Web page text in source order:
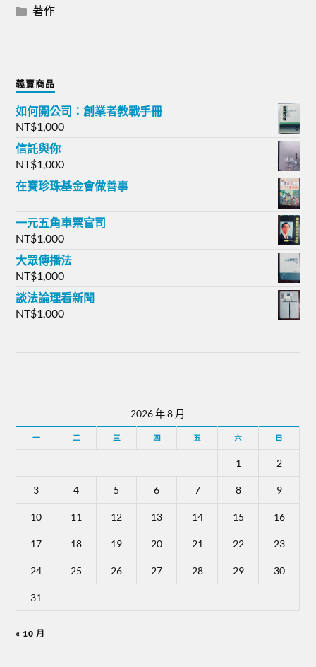
著作
義賣商品
如何開公司：創業者教戰手冊
NT$1,000
信託與你
NT$1,000
在賽珍珠基金會做善事
一元五角車票官司
NT$1,000
大眾傳播法
NT$1,000
談法論理看新聞
NT$1,000
2026 年 8 月
一 二 三 四 五 六 日
1 2
3 4 5 6 7 8 9
10 11 12 13 14 15 16
17 18 19 20 21 22 23
24 25 26 27 28 29 30
31
« 10 月